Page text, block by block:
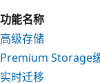
功能名称
高级存储
Premium Storage
实时迁移